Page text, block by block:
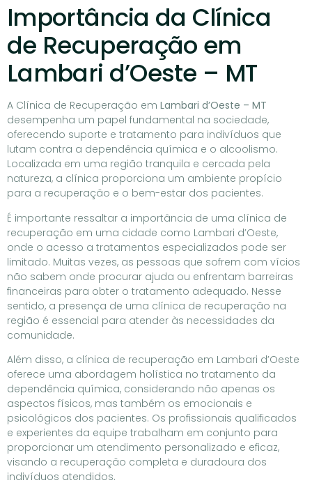
Importância da Clínica
de Recuperação em
Lambari d’Oeste – MT
A Clínica de Recuperação em Lambari d’Oeste – MT
desempenha um papel fundamental na sociedade,
oferecendo suporte e tratamento para indivíduos que
lutam contra a dependência química e o alcoolismo.
Localizada em uma região tranquila e cercada pela
natureza, a clínica proporciona um ambiente propício
para a recuperação e o bem-estar dos pacientes.
É importante ressaltar a importância de uma clínica de
recuperação em uma cidade como Lambari d’Oeste,
onde o acesso a tratamentos especializados pode ser
limitado. Muitas vezes, as pessoas que sofrem com vícios
não sabem onde procurar ajuda ou enfrentam barreiras
financeiras para obter o tratamento adequado. Nesse
sentido, a presença de uma clínica de recuperação na
região é essencial para atender às necessidades da
comunidade.
Além disso, a clínica de recuperação em Lambari d’Oeste
oferece uma abordagem holística no tratamento da
dependência química, considerando não apenas os
aspectos físicos, mas também os emocionais e
psicológicos dos pacientes. Os profissionais qualificados
e experientes da equipe trabalham em conjunto para
proporcionar um atendimento personalizado e eficaz,
visando a recuperação completa e duradoura dos
indivíduos atendidos.